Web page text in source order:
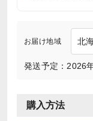
お届け地域
発送予定：2026
購入方法